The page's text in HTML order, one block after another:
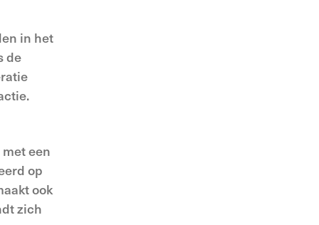
in het
de
een
op
ook
zich